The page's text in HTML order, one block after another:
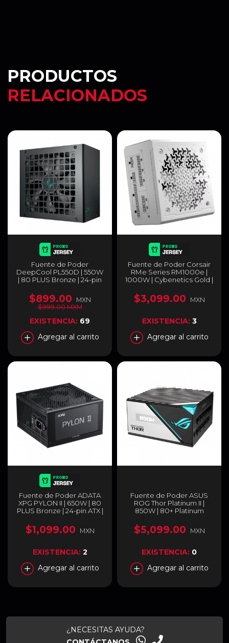
PRODUCTOS
RELACIONADOS
Fuente de Poder
DeepCool PL550D | 550W
| 80 PLUS Bronze | 24-pin
Modular | Negro | R-
PL550D-FC0B-US-V2
$899.00
MXN
$999.00 MXM
EXISTENCIA: 69
Agregar al carrito
Fuente de Poder Corsair
RMe Series RM1000e |
1000W | Cybenetics Gold |
Full Modular | Blanco | CP-
9020294-NA
$3,099.00 MXN
EXISTENCIA: 3
Agregar al carrito
Fuente de Poder ADATA
XPG PYLON II | 650W | 80
PLUS Bronze | 24-pin ATX |
Compatible con ATX 3.1 |
Negro | PYLONII650B-
$1,099.00 MXN
EXISTENCIA: 2
Agregar al carrito
Fuente de Poder ASUS
ROG Thor Platinum II |
850W | 80+ Platinum
THOR-850P2-GAMING
$5,099.00 MXN
EXISTENCIA: 0
Agregar al carrito
¿NECESITAS AYUDA?